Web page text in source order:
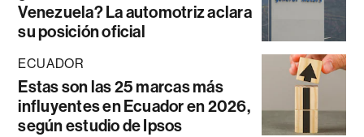
Venezuela? La automotriz aclara
su posición oficial
ECUADOR
Estas son las 25 marcas más
influyentes en Ecuador en 2026,
según estudio de Ipsos